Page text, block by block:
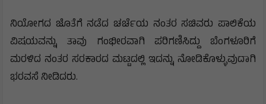
ನಿಯೋಗದ ಜೊತೆಗೆ ನಡೆದ ಚರ್ಚೆಯ ನಂತರ ಸಚಿವರು ಪಾಲಿಕೆಯ
ವಿಷಯವನ್ನು ತಾವು ಗಂಭೀರವಾಗಿ ಪರಿಗಣಿಸಿದ್ದು ಬೆಂಗಳೂರಿಗೆ
ಮರಳಿದ ನಂತರ ಸರಕಾರದ ಮಟ್ಟದಲ್ಲಿ ಇದನ್ನು ನೋಡಿಕೊಳ್ಳುವುದಾಗಿ
ಭರವಸೆ ನೀಡಿದರು.